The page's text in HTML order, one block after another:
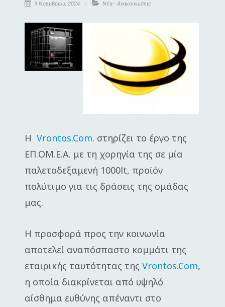
9 Νοεμβρίου, 2024 Νέα - Ανακοινώσεις
Η Vrontos.Com. στηρίζει το έργο της
ΕΠ.ΟΜ.Ε.Α. με τη χορηγία της σε μία
παλετοδεξαμενή 1000lt, προϊόν
πολύτιμο για τις δράσεις της ομάδας
μας.
Η προσφορά προς την κοινωνία
αποτελεί αναπόσπαστο κομμάτι της
εταιρικής ταυτότητας της Vrontos.Com,
η οποία διακρίνεται από υψηλό
αίσθημα ευθύνης απέναντι στο